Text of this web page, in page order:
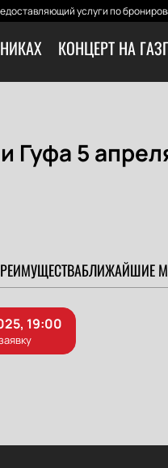
услуги по
КОНЦЕРТ НА
Гуфа 5
БЛИЖАЙШИЕ